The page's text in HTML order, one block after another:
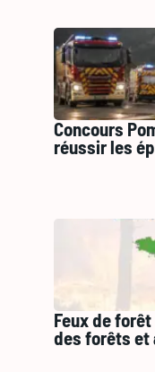
Concours
réussir les
Feux de
des forêts et